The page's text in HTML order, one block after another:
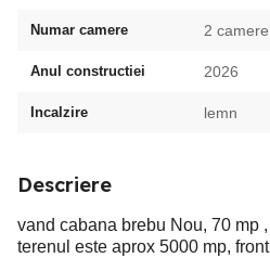
Numar camere 2 camere
Anul constructiei 2026
Incalzire lemn
Descriere
vand cabana brebu Nou, 70 mp
terenul este aprox 5000 mp,